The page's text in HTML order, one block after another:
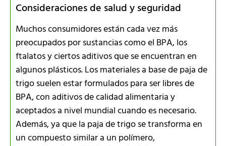
Consideraciones de salud y seguridad
Muchos consumidores están cada vez más
preocupados por sustancias como el BPA, los
ftalatos y ciertos aditivos que se encuentran en
algunos plásticos. Los materiales a base de paja de
trigo suelen estar formulados para ser libres de
BPA, con aditivos de calidad alimentaria y
aceptados a nivel mundial cuando es necesario.
Además, ya que la paja de trigo se transforma en
un compuesto similar a un polímero,